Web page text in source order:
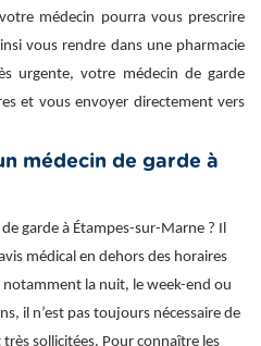
médecin pourra vous prescrire
vous rendre dans une pharmacie
urgente, votre médecin de garde
et vous envoyer directement vers
médecin de garde à
garde à Étampes-sur-Marne ? Il
médical en dehors des horaires
la nuit, le week-end ou
il n’est pas toujours nécessaire de
sollicitées. Pour connaître les